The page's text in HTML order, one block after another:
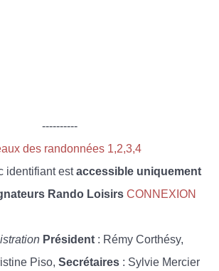
----------
des randonnées 1,2,3,4
identifiant estaccessible uniquement
Rando Loisirs CONNEXION
Président : Rémy Corthésy,
Piso, Secrétaires : Sylvie Mercier